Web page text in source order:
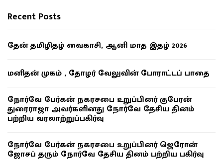
Recent Posts
தேன் தமிழிதழ் வைகாசி, ஆனி மாத இதழ் 2026
மனிதன் முகம் , தோழர் வேலுவின் போராட்டப் பாதை
நோர்வே பேர்கன் நகரசபை உறுப்பினர் குபேரன்
துரைராஜா அவர்களினது நோர்வே தேசிய தினம்
பற்றிய வரலாற்றுப்பகிர்வு
நோர்வே பேர்கன் நகரசபை உறுப்பினர் ஜெரோன்
ஜோசப் தரும் நோர்வே தேசிய தினம் பற்றிய பகிர்வு